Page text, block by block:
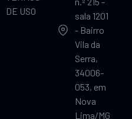
DE USO
sala 1201
- Bairro
Vila da
Serra,
34006-
053, em
Nova
Lima/MG